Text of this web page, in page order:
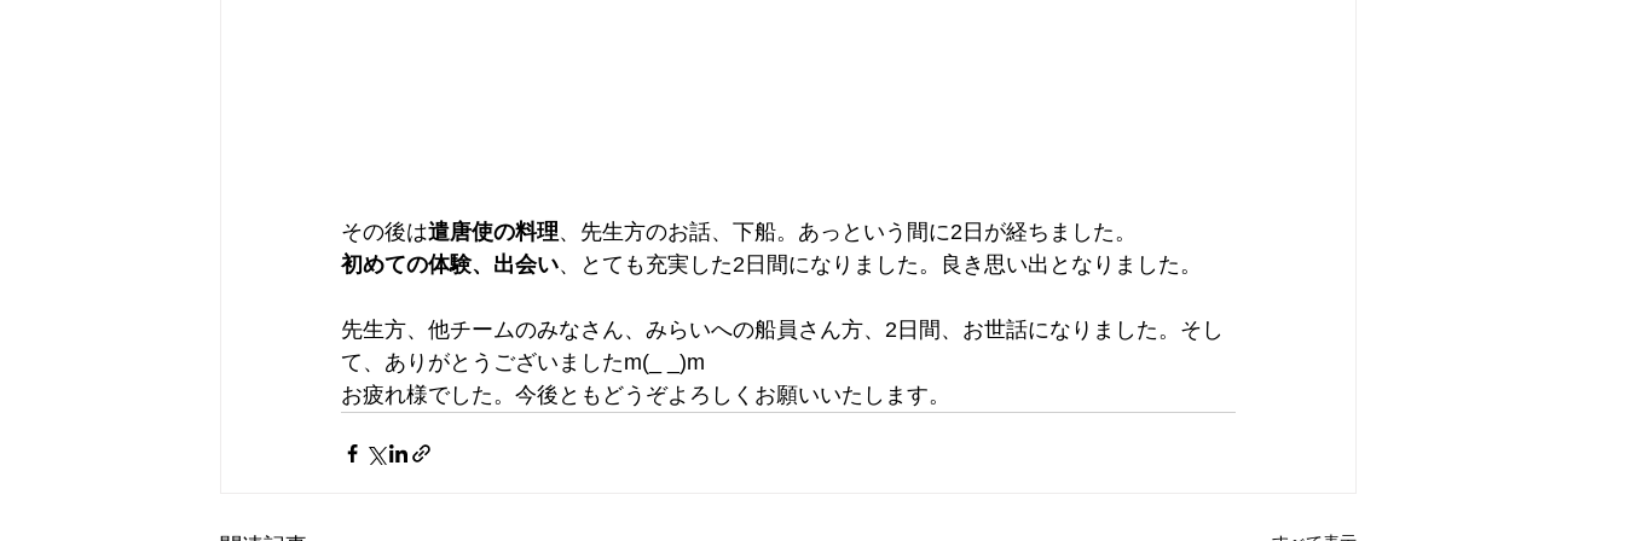
その後は遣唐使の料理、先生方のお話、下船。あっという間に2日が経ちました。
初めての体験、出会い、とても充実した2日間になりました。良き思い出となりました。
先生方、他チームのみなさん、みらいへの船員さん方、2日間、お世話になりました。そし
て、ありがとうございましたm(_ _)m
お疲れ様でした。今後ともどうぞよろしくお願いいたします。